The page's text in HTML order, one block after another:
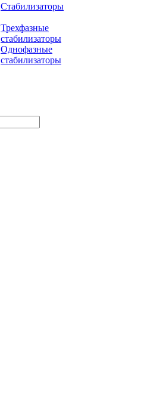
Стабилизаторы
Трехфазные
стабилизаторы
Однофазные
стабилизаторы